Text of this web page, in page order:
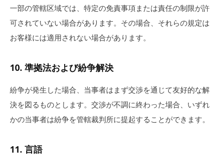
一部の管轄区域では、特定の免責事項または責任の制限が許
可されていない場合があります。その場合、それらの規定は
お客様には適用されない場合があります。
10. 準拠法および紛争解決
紛争が発生した場合、当事者はまず交渉を通じて友好的な解
決を図るものとします。交渉が不調に終わった場合、いずれ
かの当事者は紛争を管轄裁判所に提起することができます。
11. 言語